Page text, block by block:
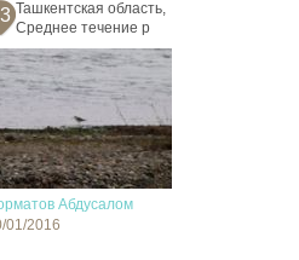
Ташкентская область,
Среднее течение р
Абдусалом
01/2016